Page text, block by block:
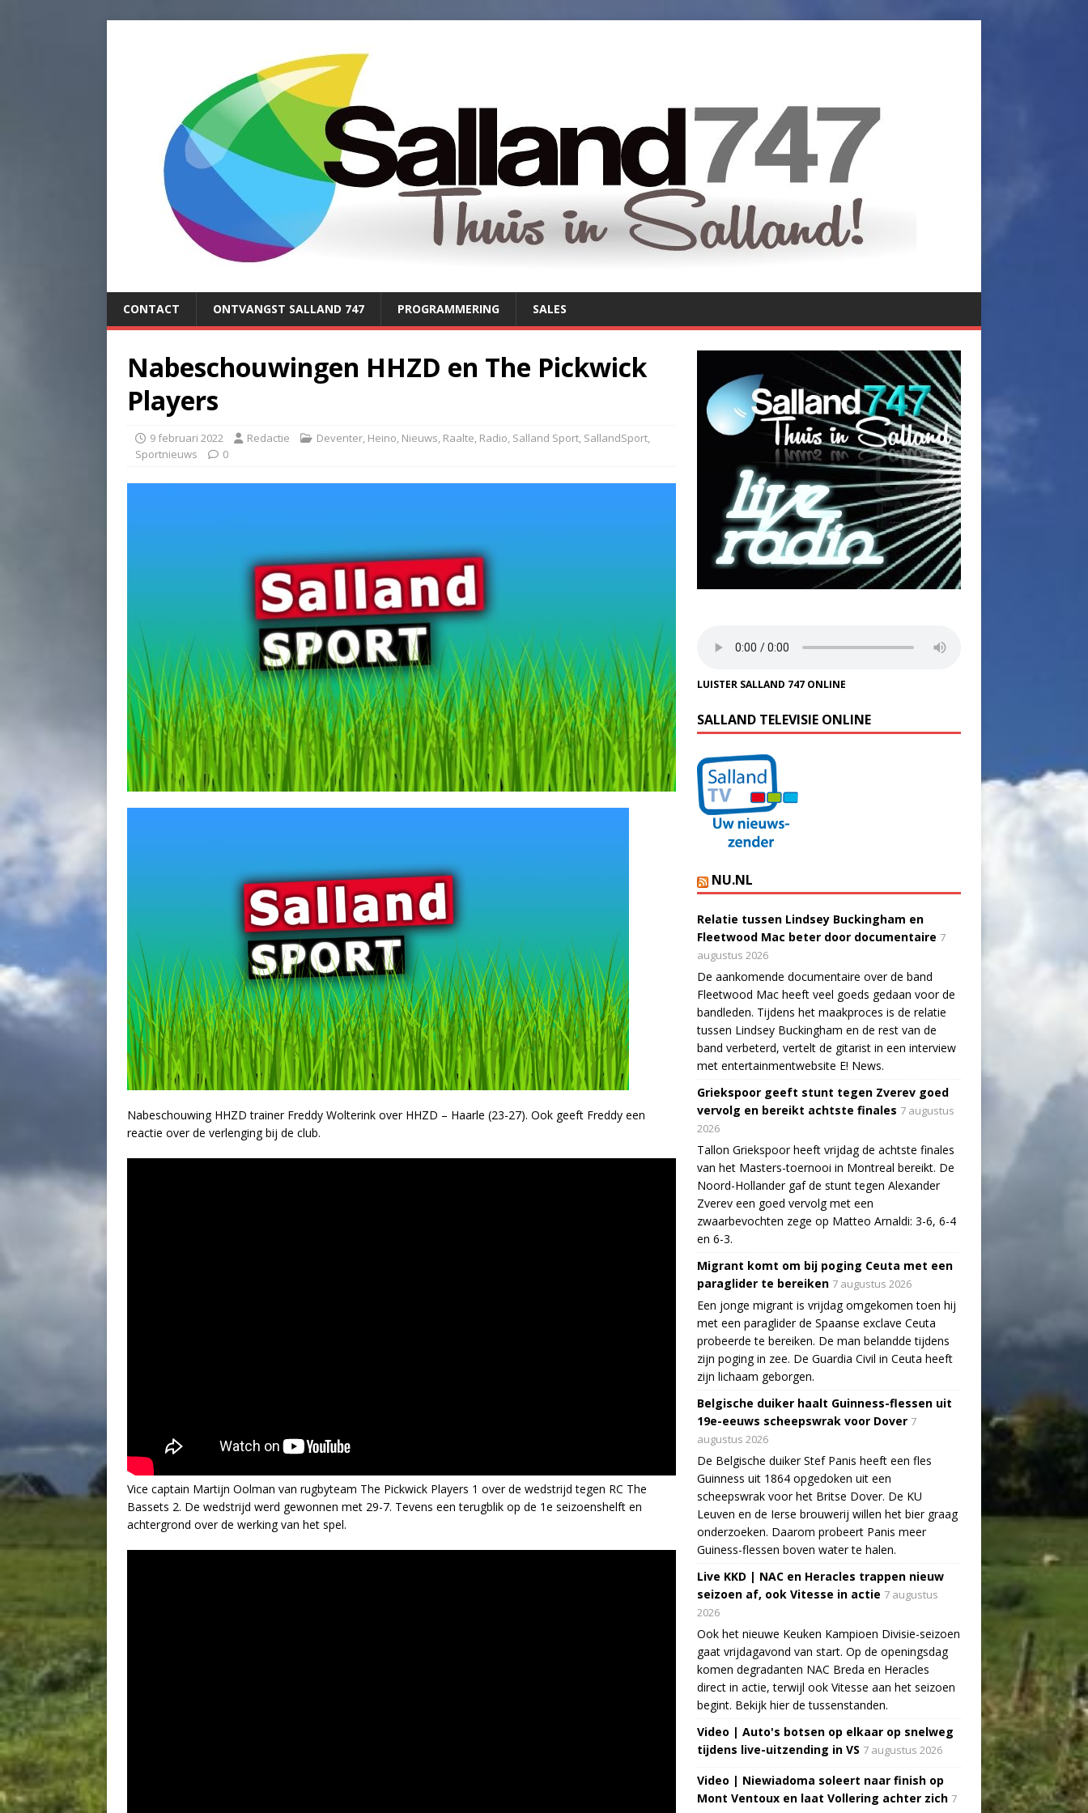
CONTACT ONTVANGST SALLAND 747 PROGRAMMERING SALES
Nabeschouwingen HHZD en The Pickwick
Players
9 februari 2022 Redactie Deventer, Heino, Nieuws, Raalte, Radio, Salland Sport, SallandSport,
Sportnieuws
0
Nabeschouwing HHZD trainer Freddy Wolterink over HHZD – Haarle (23-27). Ook geeft Freddy een
reactie over de verlenging bij de club.
Vice captain Martijn Oolman van rugbyteam The Pickwick Players 1 over de wedstrijd tegen RC The
Bassets 2. De wedstrijd werd gewonnen met 29-7. Tevens een terugblik op de 1e seizoenshelft en
achtergrond over de werking van het spel.
LUISTER SALLAND 747 ONLINE
SALLAND TELEVISIE ONLINE
NU.NL
Relatie tussen Lindsey Buckingham en
Fleetwood Mac beter door documentaire 7
augustus 2026
De aankomende documentaire over de band
Fleetwood Mac heeft veel goeds gedaan voor de
bandleden. Tijdens het maakproces is de relatie
tussen Lindsey Buckingham en de rest van de
band verbeterd, vertelt de gitarist in een interview
met entertainmentwebsite E! News.
Griekspoor geeft stunt tegen Zverev goed
vervolg en bereikt achtste finales 7 augustus
2026
Tallon Griekspoor heeft vrijdag de achtste finales
van het Masters-toernooi in Montreal bereikt. De
Noord-Hollander gaf de stunt tegen Alexander
Zverev een goed vervolg met een
zwaarbevochten zege op Matteo Arnaldi: 3-6, 6-4
en 6-3.
Migrant komt om bij poging Ceuta met een
paraglider te bereiken 7 augustus 2026
Een jonge migrant is vrijdag omgekomen toen hij
met een paraglider de Spaanse exclave Ceuta
probeerde te bereiken. De man belandde tijdens
zijn poging in zee. De Guardia Civil in Ceuta heeft
zijn lichaam geborgen.
Belgische duiker haalt Guinness-flessen uit
19e-eeuws scheepswrak voor Dover 7
augustus 2026
De Belgische duiker Stef Panis heeft een fles
Guinness uit 1864 opgedoken uit een
scheepswrak voor het Britse Dover. De KU
Leuven en de Ierse brouwerij willen het bier graag
onderzoeken. Daarom probeert Panis meer
Guiness-flessen boven water te halen.
Live KKD | NAC en Heracles trappen nieuw
seizoen af, ook Vitesse in actie 7 augustus
2026
Ook het nieuwe Keuken Kampioen Divisie-seizoen
gaat vrijdagavond van start. Op de openingsdag
komen degradanten NAC Breda en Heracles
direct in actie, terwijl ook Vitesse aan het seizoen
begint. Bekijk hier de tussenstanden.
Video | Auto's botsen op elkaar op snelweg
tijdens live-uitzending in VS 7 augustus 2026
Video | Niewiadoma soleert naar finish op
Mont Ventoux en laat Vollering achter zich 7